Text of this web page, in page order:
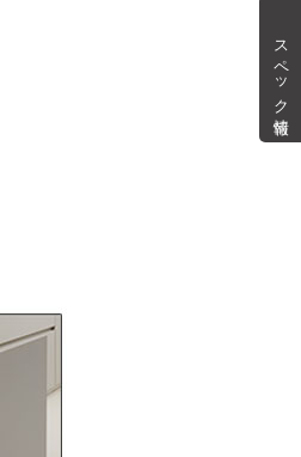
スペック情報